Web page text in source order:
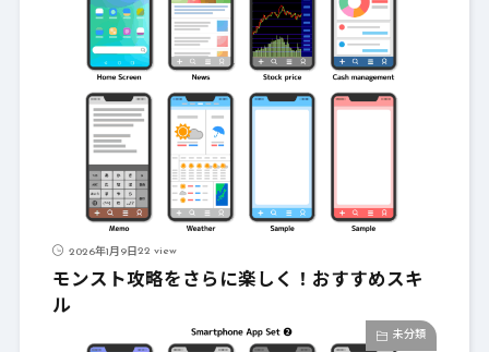
2026年1月9日22 view
モンスト攻略をさらに楽しく！おすすめスキ
ル
未分類